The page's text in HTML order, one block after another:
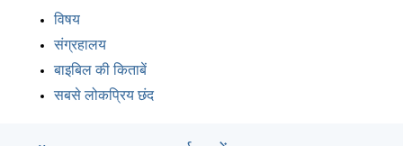
विषय
संग्रहालय
बाइबिल की किताबें
सबसे लोकप्रिय छंद